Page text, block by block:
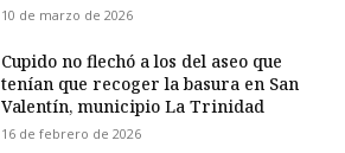
10 de marzo de 2026
Cupido no flechó a los del aseo que
tenían que recoger la basura en San
Valentín, municipio La Trinidad
16 de febrero de 2026